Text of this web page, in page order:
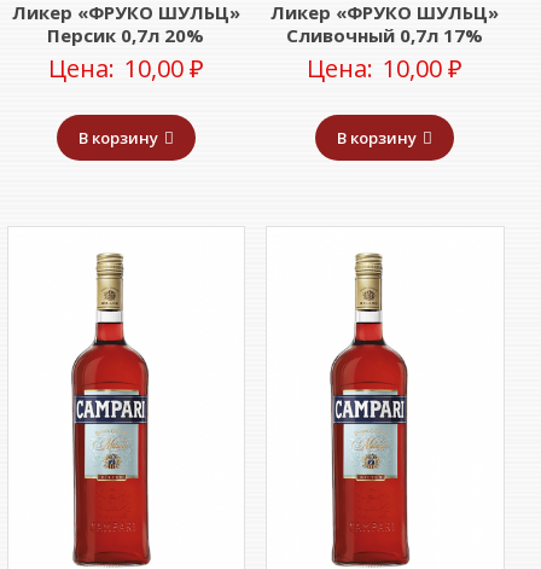
Ликер «ФРУКО ШУЛЬЦ»
Персик 0,7л 20%
Цена: 10,00₽
В корзину
Ликер «ФРУКО ШУЛЬЦ»
Сливочный 0,7л 17%
Цена: 10,00₽
В корзину